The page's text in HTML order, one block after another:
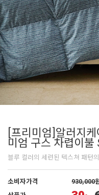
[프리미엄]알러지
미엄 구스 차렵이불
블루 컬러의 세련된 텍스쳐 패턴
소비자가격 930,000